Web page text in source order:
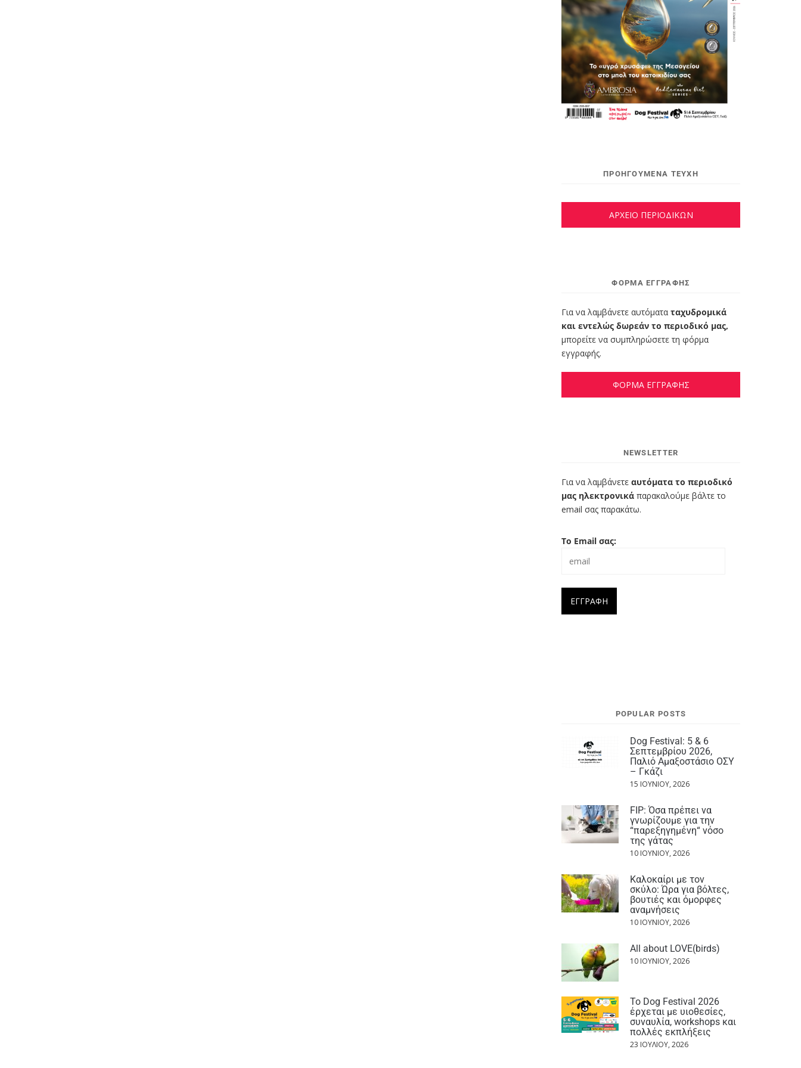
ΠΡΟΗΓΟΥΜΕΝΑ ΤΕΥΧΗ
ΑΡΧΕΙΟ ΠΕΡΙΟΔΙΚΩΝ
ΦΌΡΜΑ ΕΓΓΡΑΦΉΣ
Για να λαμβάνετε αυτόματα ταχυδρομικά
και εντελώς δωρεάν το περιοδικό μας,
μπορείτε να συμπληρώσετε τη φόρμα
εγγραφής.
ΦΟΡΜΑ ΕΓΓΡΑΦΗΣ
NEWSLETTER
Για να λαμβάνετε αυτόματα το περιοδικό
μας ηλεκτρονικά παρακαλούμε βάλτε το
email σας παρακάτω.
Το Email σας:
POPULAR POSTS
Dog Festival: 5 & 6
Σεπτεμβρίου 2026,
Παλιό Αμαξοστάσιο ΟΣΥ
– Γκάζι
15 ΙΟΥΝΊΟΥ, 2026
FIP: Όσα πρέπει να
γνωρίζουμε για την
“παρεξηγημένη“ νόσο
της γάτας
10 ΙΟΥΝΊΟΥ, 2026
Καλοκαίρι με τον
σκύλο: Ώρα για βόλτες,
βουτιές και όμορφες
αναμνήσεις
10 ΙΟΥΝΊΟΥ, 2026
All about LOVE(birds)
10 ΙΟΥΝΊΟΥ, 2026
Το Dog Festival 2026
έρχεται με υιοθεσίες,
συναυλία, workshops και
πολλές εκπλήξεις
23 ΙΟΥΛΊΟΥ, 2026